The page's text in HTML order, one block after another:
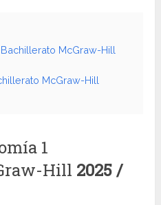
McGraw-Hill
McGraw-Hill
1
Hill 2025 /